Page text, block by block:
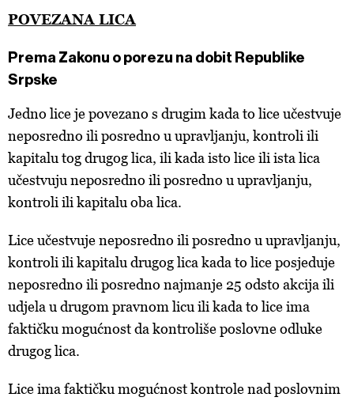
POVEZANA LICA
Prema Zakonu o porezu na dobit Republike
Srpske
Jedno lice je povezano s drugim kada to lice učestvuje
neposredno ili posredno u upravljanju, kontroli ili
kapitalu tog drugog lica, ili kada isto lice ili ista lica
učestvuju neposredno ili posredno u upravljanju,
kontroli ili kapitalu oba lica.
Lice učestvuje neposredno ili posredno u upravljanju,
kontroli ili kapitalu drugog lica kada to lice posjeduje
neposredno ili posredno najmanje 25 odsto akcija ili
udjela u drugom pravnom licu ili kada to lice ima
faktičku mogućnost da kontroliše poslovne odluke
drugog lica.
Lice ima faktičku mogućnost kontrole nad poslovnim